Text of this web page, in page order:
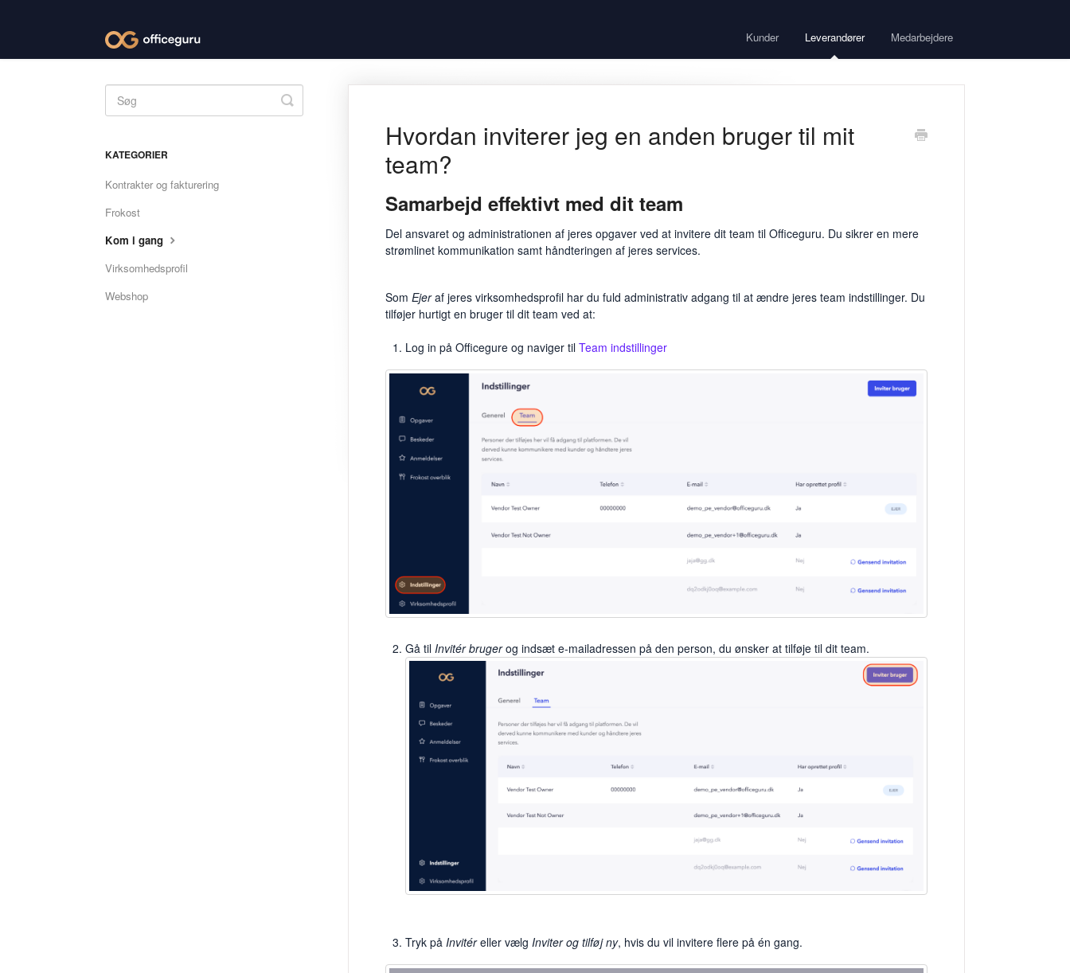
Kunder Leverandører Medarbejdere
Hvordan inviterer jeg en anden bruger til mit
team?
Samarbejd effektivt med dit team
Del ansvaret og administrationen af jeres opgaver ved at invitere dit team til Officeguru. Du sikrer en mere
strømlinet kommunikation samt håndteringen af jeres services.
Som Ejeraf jeres virksomhedsprofil har du fuld administrativ adgang til at ændre jeres team indstillinger. Du
tilføjer hurtigt en bruger til dit team ved at:
Log in på Officegure og naviger til Team indstillinger
Gå til Invitér brugerog indsæt e-mailadressen på den person, du ønsker at tilføje til dit team.
Tryk på Invitéreller vælg Inviter og tilføj ny, hvis du vil invitere flere på én gang.
Toggle
Search
KATEGORIER
Kontrakter og fakturering
Frokost
Kom i gang
Virksomhedsprofil
Webshop